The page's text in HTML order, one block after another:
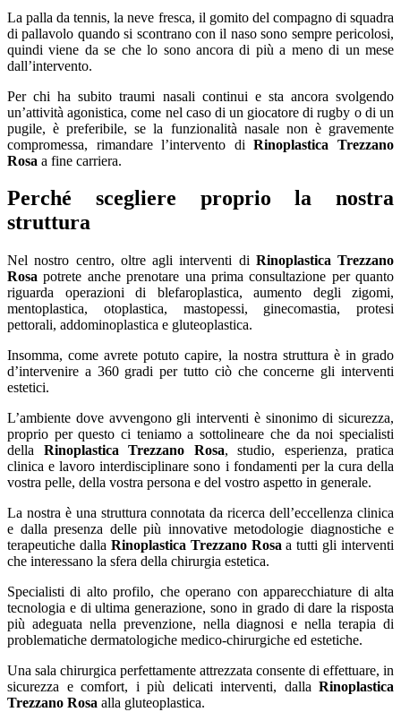
La palla da tennis, la neve fresca, il gomito del compagno di squadra
di pallavolo quando si scontrano con il naso sono sempre pericolosi,
quindi viene da se che lo sono ancora di più a meno di un mese
dall’intervento.
Per chi ha subito traumi nasali continui e sta ancora svolgendo
un’attività agonistica, come nel caso di un giocatore di rugby o di un
pugile, è preferibile, se la funzionalità nasale non è gravemente
compromessa, rimandare l’intervento diRinoplastica Trezzano
Rosa a fine carriera.
Perché scegliere proprio la nostra
struttura
Nel nostro centro, oltre agli interventi di Rinoplastica Trezzano
Rosa potrete anche prenotare una prima consultazione per quanto
riguarda operazioni di blefaroplastica, aumento degli zigomi,
mentoplastica, otoplastica, mastopessi, ginecomastia, protesi
pettorali, addominoplastica e gluteoplastica.
Insomma, come avrete potuto capire, la nostra struttura è in grado
d’intervenire a 360 gradi per tutto ciò che concerne gli interventi
estetici.
L’ambiente dove avvengono gli interventi è sinonimo di sicurezza,
proprio per questo ci teniamo a sottolineare che da noi specialisti
della Rinoplastica Trezzano Rosa, studio, esperienza, pratica
clinica e lavoro interdisciplinare sono i fondamenti per la cura della
vostra pelle, della vostra persona e del vostro aspetto in generale.
La nostra è una struttura connotata da ricerca dell’eccellenza clinica
e dalla presenza delle più innovative metodologie diagnostiche e
terapeutiche dalla Rinoplastica Trezzano Rosa a tutti gli interventi
che interessano la sfera della chirurgia estetica.
Specialisti di alto profilo, che operano con apparecchiature di alta
tecnologia e di ultima generazione, sono in grado di dare la risposta
più adeguata nella prevenzione, nella diagnosi e nella terapia di
problematiche dermatologiche medico-chirurgiche ed estetiche.
Una sala chirurgica perfettamente attrezzata consente di effettuare, in
sicurezza e comfort, i più delicati interventi, dalla Rinoplastica
Trezzano Rosa alla gluteoplastica.